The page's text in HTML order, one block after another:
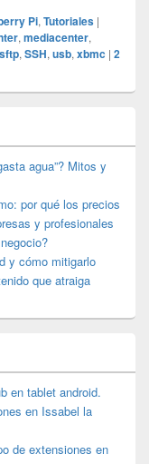
Pi, Tutoriales |
, mediacenter,
sftp, SSH, usb, xbmc | 2
agua”? Mitos y
por qué los precios
y profesionales
y cómo mitigarlo
que atraiga
en tablet android.
en Issabel la
de extensiones en